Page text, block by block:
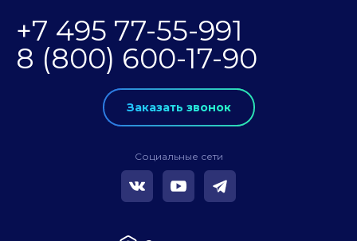
+7 495 77-55-991
8 (800) 600-17-90
Заказать звонок
Социальные сети